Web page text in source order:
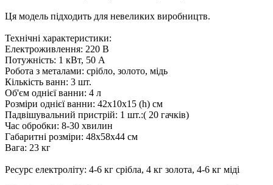
Ця модель підходить для невеликих виробництв.
Технічні характеристики:
Електроживлення: 220 В
Потужність: 1 кВт, 50 А
Робота з металами: срібло, золото, мідь
Кількість ванн: 3 шт.
Об'єм однієї ванни: 4 л
Розміри однієї ванни: 42х10х15 (h) см
Падвішувальний пристрій: 1 шт.:( 20 гачків)
Час обробки: 8-30 хвилин
Габаритні розміри: 48х58х44 см
Вага: 23 кг
Ресурс електроліту: 4-6 кг срібла, 4 кг золота, 4-6 кг міді